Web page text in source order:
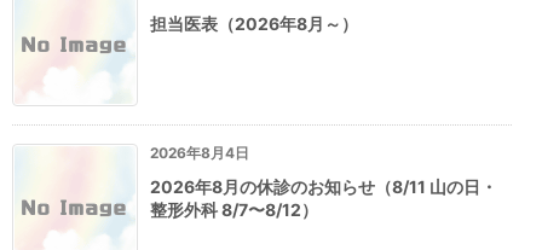
担当医表（2026年8月～）
2026年8月4日
2026年8月の休診のお知らせ（8/11 山の日・
整形外科 8/7〜8/12）